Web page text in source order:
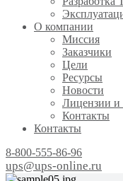
О компании
Миссия
Заказчики
Цели
Ресурсы
Новости
Лицензии и
Контакты
Контакты
8-800-555-86-96
ups@ups-online.ru